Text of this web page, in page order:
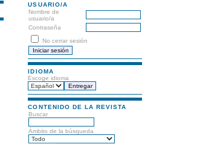
USUARIO/A
Nombre de
usuario/a
Contraseña
No cerrar sesión
IDIOMA
Escoge idioma
CONTENIDO DE LA REVISTA
Buscar
Ámbito de la búsqueda